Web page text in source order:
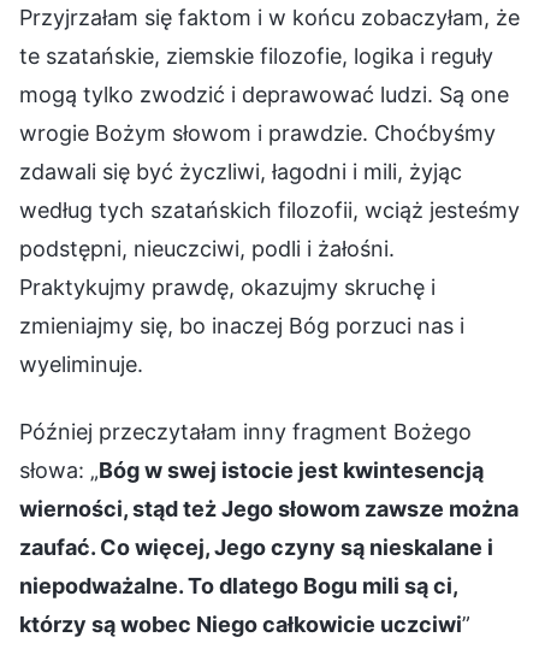
Przyjrzałam się faktom i w końcu zobaczyłam, że
te szatańskie, ziemskie filozofie, logika i reguły
mogą tylko zwodzić i deprawować ludzi. Są one
wrogie Bożym słowom i prawdzie. Choćbyśmy
zdawali się być życzliwi, łagodni i mili, żyjąc
według tych szatańskich filozofii, wciąż jesteśmy
podstępni, nieuczciwi, podli i żałośni.
Praktykujmy prawdę, okazujmy skruchę i
zmieniajmy się, bo inaczej Bóg porzuci nas i
wyeliminuje.
Później przeczytałam inny fragment Bożego
słowa: „Bóg w swej istocie jest kwintesencją
wierności, stąd też Jego słowom zawsze można
zaufać. Co więcej, Jego czyny są nieskalane i
niepodważalne. To dlatego Bogu mili są ci,
którzy są wobec Niego całkowicie uczciwi”